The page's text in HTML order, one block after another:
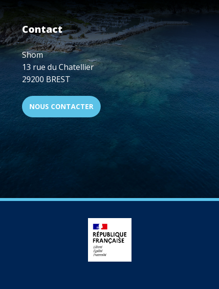
Contact
Shom
13 rue du Chatellier
29200 BREST
NOUS CONTACTER